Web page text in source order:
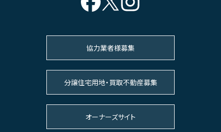
協力業者様募集
分譲住宅用地・買取不動産募集
オーナーズサイト